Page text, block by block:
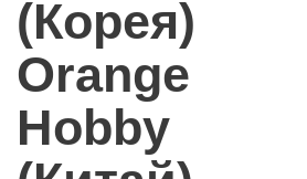
(Корея)
Orange
Hobby